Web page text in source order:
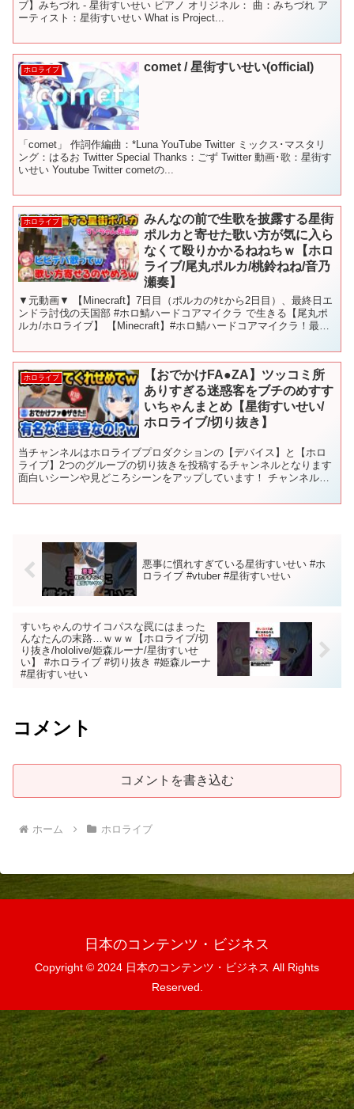
ブ】みちづれ - 星街すいせい ピアノ オリジネル： 曲：みちづれ ア
ーティスト：星街すいせい What is Project...
ホロライブ comet / 星街すいせい(official)
「comet」 作詞作編曲：*Luna YouTube Twitter ミックス･マスタリ
ング：はるお Twitter Special Thanks：ごず Twitter 動画･歌：星街す
いせい Youtube Twitter cometの...
ホロライブ
みんなの前で生歌を披露する星街
ポルカと寄せた歌い方が気に入ら
なくて殴りかかるねねちｗ【ホロ
ライブ/尾丸ポルカ/桃鈴ねね/音乃
瀬奏】
▼元動画▼ 【Minecraft】7日目（ポルカのﾀﾋから2日目）、最終日エ
ンドラ討伐の天国部 #ホロ鯖ハードコアマイクラ で生きる【尾丸ポ
ルカ/ホロライブ】 【Minecraft】#ホロ鯖ハードコアマイクラ！最後
ホロライブ
【おでかけFA●ZA】ツッコミ所
ありすぎる迷惑客をブチのめすす
いちゃんまとめ【星街すいせい/
ホロライブ/切り抜き】
当チャンネルはホロライブプロダクションの【デバイス】と【ホロ
ライブ】2つのグループの切り抜きを投稿するチャンネルとなります
面白いシーンや見どころシーンをアップしています！ チャンネル登
悪事に慣れすぎている星街すいせい #ホ
ロライブ #vtuber #星街すいせい
すいちゃんのサイコパスな罠にはまった
んなたんの末路…ｗｗｗ【ホロライブ/切
り抜き/hololive/姫森ルーナ/星街すいせ
い】 #ホロライブ #切り抜き #姫森ルーナ
#星街すいせい
コメント
コメントを書き込む
ホーム ホロライブ
日本のコンテンツ・ビジネス
Copyright © 2024 日本のコンテンツ・ビジネス All Rights
Reserved.